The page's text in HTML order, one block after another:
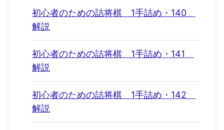
初心者のための詰将棋 1手詰め・140
解説
初心者のための詰将棋 1手詰め・141
解説
初心者のための詰将棋 1手詰め・142
解説